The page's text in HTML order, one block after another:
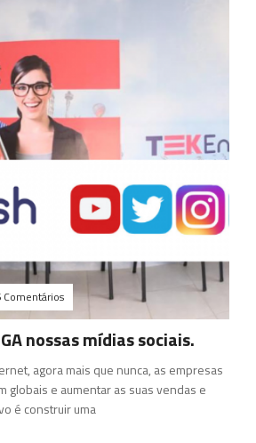
Comentários
nossas mídias sociais.
agora mais que nunca, as empresas
globais e aumentar as suas vendas e
é construir uma